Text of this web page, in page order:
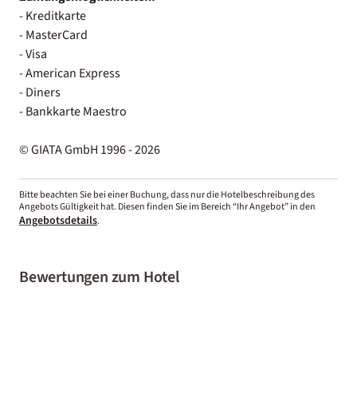
- Kreditkarte
- MasterCard
- Visa
- American Express
- Diners
- Bankkarte Maestro
© GIATA GmbH 1996 - 2026
Bitte beachten Sie bei einer Buchung, dass nur die Hotelbeschreibung des
Angebots Gültigkeit hat. Diesen finden Sie im Bereich “Ihr Angebot” in den
Angebotsdetails.
Bewertungen zum Hotel